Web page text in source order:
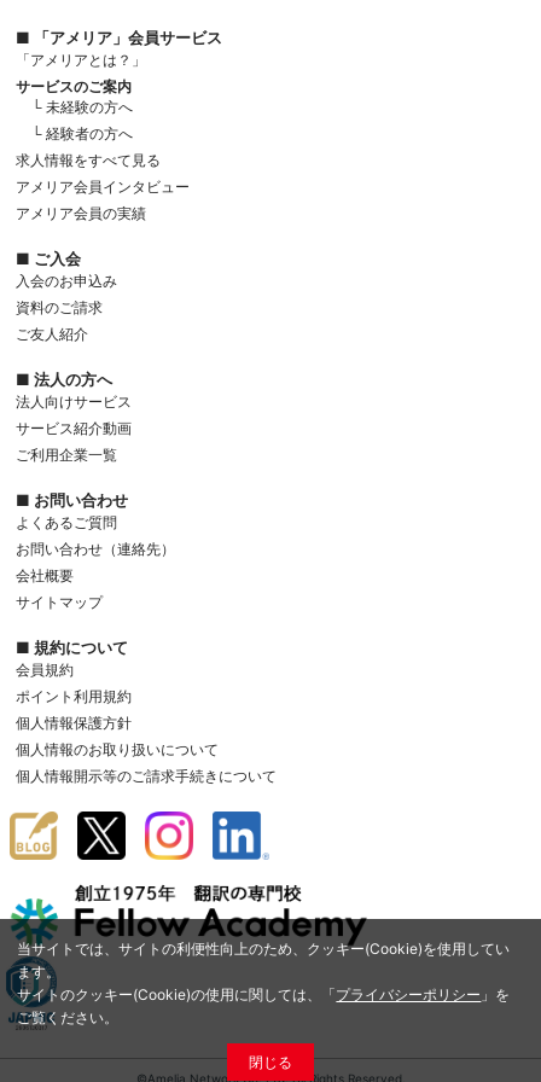
当サイトでは、サイトの利便性向上のため、クッキー(Cookie)を使用してい
ます。
サイトのクッキー(Cookie)の使用に関しては、「プライバシーポリシー 」を
ご覧ください。
閉じる
■ 「アメリア」会員サービス
「アメリアとは？」
サービスのご案内
└ 未経験の方へ
└ 経験者の方へ
求人情報をすべて見る
アメリア会員インタビュー
アメリア会員の実績
■ ご入会
入会のお申込み
資料のご請求
ご友人紹介
■ 法人の方へ
法人向けサービス
サービス紹介動画
ご利用企業一覧
■ お問い合わせ
よくあるご質問
お問い合わせ（連絡先）
会社概要
サイトマップ
■ 規約について
会員規約
ポイント利用規約
個人情報保護方針
個人情報のお取り扱いについて
個人情報開示等のご請求手続きについて
©Amelia Network Co.,Ltd. All Rights Reserved.